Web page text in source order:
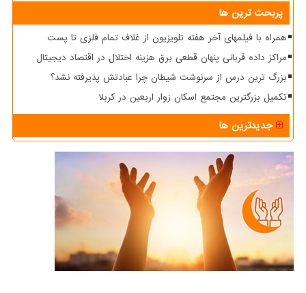
پربحث ترین ها
همراه با فیلمهای آخر هفته تلویزیون از غلاف تمام فلزی تا پست
مراکز داده قربانی پنهان قطعی برق هزینه اختلال در اقتصاد دیجیتال
بزرگ ترین درس از سرنوشت شیطان چرا عبادتش پذیرفته نشد؟
تکمیل بزرگترین مجتمع اسکان زوار اربعین در کربلا
جدیدترین ها